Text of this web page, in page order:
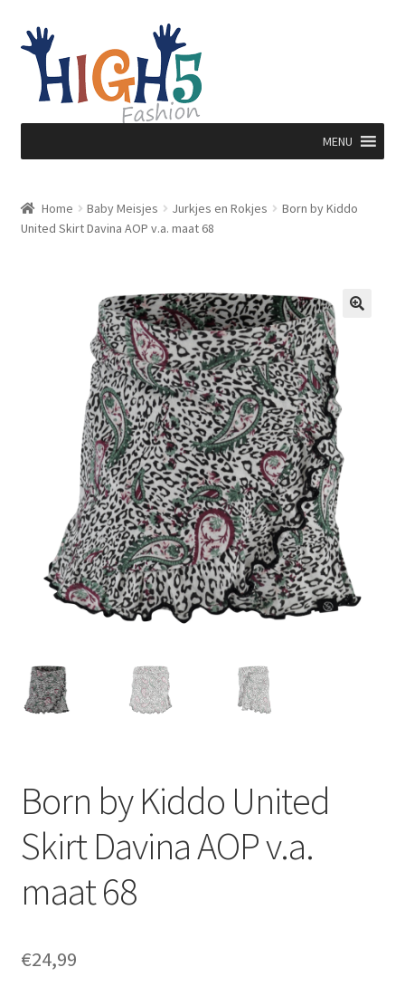
Ga
door
naar
navigatie
Ga
direct
naar
inhoud
MENU
Home Baby Meisjes Jurkjes en Rokjes
Born by Kiddo
United Skirt Davina AOP v.a. maat 68
Born by Kiddo United
Skirt Davina AOP v.a.
maat 68
€24,99